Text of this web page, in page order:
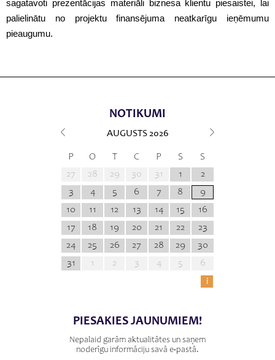
sagatavoti prezentācijas materiāli biznesa klientu piesaistei, lai
palielinātu no projektu finansējuma neatkarīgu ieņēmumu
pieaugumu.
NOTIKUMI
AUGUSTS 2026
P O T C P S
S
27
28 29 30 31 1
2
3
4 5 6 7 8
9
10
11 12 13 14 15
16
17
18 19 20 21 22
23
24
25 26 27 28 29
30
31
1 2 3 4 5
6
i
PIESAKIES JAUNUMIEM!
Nepalaid garām aktualitātes un saņem
noderīgu informāciju savā e-pastā.